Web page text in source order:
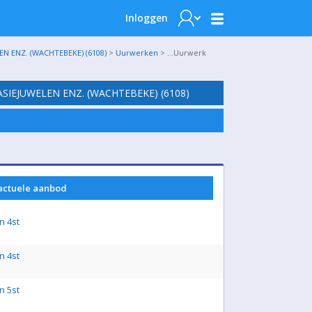
Inloggen
ENZ. (WACHTEBEKE) (6108) > Uurwerken > …Uurwerk
ENZ. (WACHTEBEKE) (6108)
aanbod
4st
4st
5st